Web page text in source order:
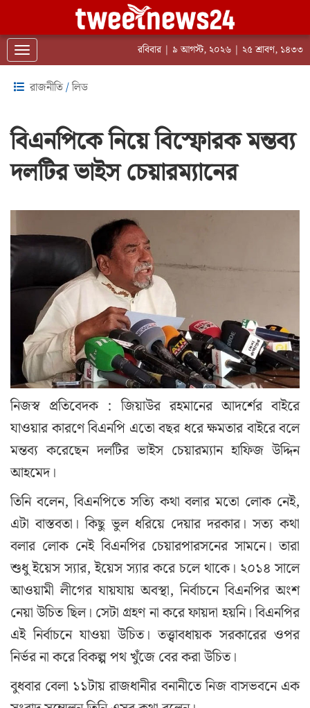
Toggle navigation রবিবার | ৯ আগস্ট, ২০২৬ | ২৫ শ্রাবণ, ১৪৩৩
রাজনীতি/লিড
বিএনপিকে নিয়ে বিস্ফোরক মন্তব্য
দলটির ভাইস চেয়ারম্যানের
নিজস্ব প্রতিবেদক : জিয়াউর রহমানের আদর্শের বাইরে
যাওয়ার কারণে বিএনপি এতো বছর ধরে ক্ষমতার বাইরে বলে
মন্তব্য করেছেন দলটির ভাইস চেয়ারম্যান হাফিজ উদ্দিন
আহমেদ।
তিনি বলেন, বিএনপিতে সত্যি কথা বলার মতো লোক নেই,
এটা বাস্তবতা। কিছু ভুল ধরিয়ে দেয়ার দরকার। সত্য কথা
বলার লোক নেই বিএনপির চেয়ারপারসনের সামনে। তারা
শুধু ইয়েস স্যার, ইয়েস স্যার করে চলে থাকে। ২০১৪ সালে
আওয়ামী লীগের যায়যায় অবস্থা, নির্বাচনে বিএনপির অংশ
নেয়া উচিত ছিল। সেটা গ্রহণ না করে ফায়দা হয়নি। বিএনপির
এই নির্বাচনে যাওয়া উচিত। তত্ত্বাবধায়ক সরকারের ওপর
নির্ভর না করে বিকল্প পথ খুঁজে বের করা উচিত।
বুধবার বেলা ১১টায় রাজধানীর বনানীতে নিজ বাসভবনে এক